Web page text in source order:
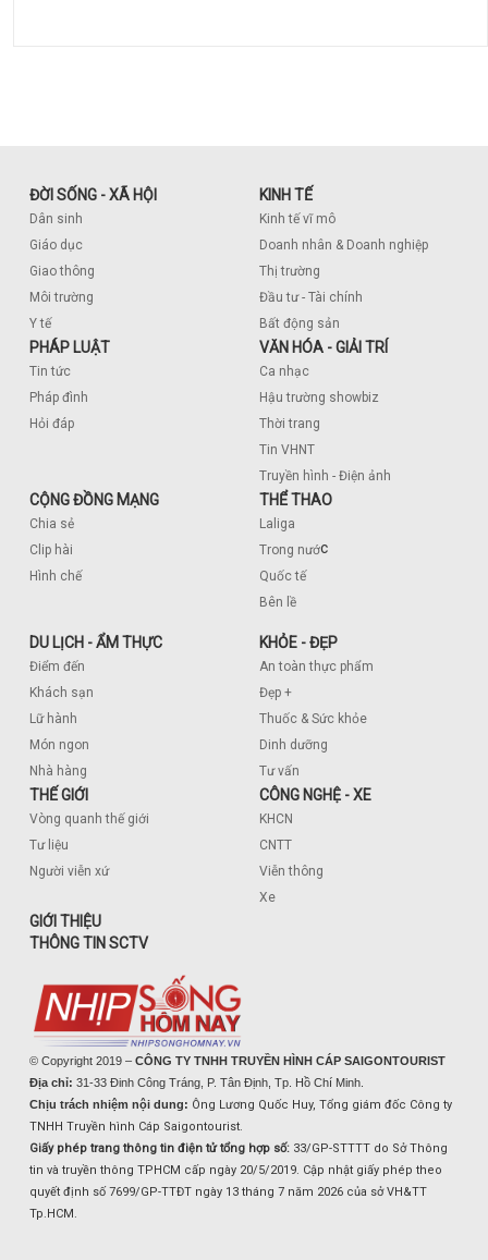
ĐỜI SỐNG - XÃ HỘI
Dân sinh
Giáo dục
Giao thông
Môi trường
Y tế
KINH TẾ
Kinh tế vĩ mô
Doanh nhân & Doanh nghiệp
Thị trường
Đầu tư - Tài chính
Bất động sản
PHÁP LUẬT
Tin tức
Pháp đình
Hỏi đáp
VĂN HÓA - GIẢI TRÍ
Ca nhạc
Hậu trường showbiz
Thời trang
Tin VHNT
Truyền hình - Điện ảnh
CỘNG ĐỒNG MẠNG
Chia sẻ
Clip hài
Hình chế
THỂ THAO
Laliga
Trong nước
Quốc tế
Bên lề
DU LỊCH - ẨM THỰC
Điểm đến
Khách sạn
Lữ hành
Món ngon
Nhà hàng
KHỎE - ĐẸP
An toàn thực phẩm
Đẹp +
Thuốc & Sức khỏe
Dinh dưỡng
Tư vấn
THẾ GIỚI
Vòng quanh thế giới
Tư liệu
Người viễn xứ
CÔNG NGHỆ - XE
KHCN
CNTT
Viễn thông
Xe
GIỚI THIỆU
THÔNG TIN SCTV
© Copyright 2019 – CÔNG TY TNHH TRUYỀN HÌNH CÁP SAIGONTOURIST
Địa chỉ: 31-33 Đinh Công Tráng, P. Tân Định, Tp. Hồ Chí Minh.
Chịu trách nhiệm nội dung: Ông Lương Quốc Huy, Tổng giám đốc Công ty
TNHH Truyền hình Cáp Saigontourist.
Giấy phép trang thông tin điện tử tổng hợp số: 33/GP-STTTT do Sở Thông
tin và truyền thông TPHCM cấp ngày 20/5/2019. Cập nhật giấy phép theo
quyết định số 7699/GP-TTĐT ngày 13 tháng 7 năm 2026 của sở VH&TT
Tp.HCM.